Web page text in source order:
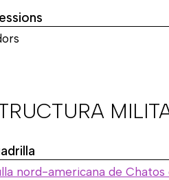
nord-americana de Chatos